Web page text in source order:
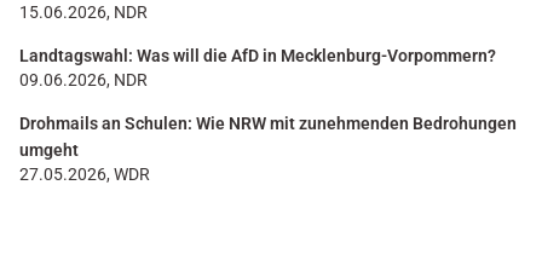
15.06.2026, NDR
Landtagswahl: Was will die AfD in Mecklenburg-Vorpommern?
09.06.2026, NDR
Drohmails an Schulen: Wie NRW mit zunehmenden Bedrohungen
umgeht
27.05.2026, WDR